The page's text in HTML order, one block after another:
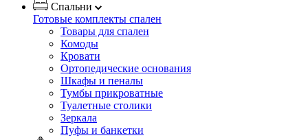
Спальни
Готовые комплекты спален
Товары для спален
Комоды
Кровати
Ортопедические основания
Шкафы и пеналы
Тумбы прикроватные
Туалетные столики
Зеркала
Пуфы и банкетки